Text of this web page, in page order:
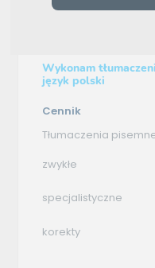
Wykonam
język polski
Cennik
Tłumaczenia
zwykłe
specjalistyczne
korekty